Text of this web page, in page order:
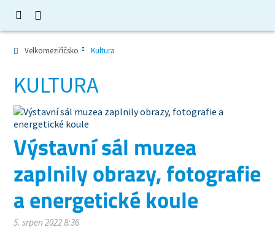
Velkomeziříčsko Kultura
KULTURA
Výstavní sál muzea
zaplnily obrazy, fotografie
a energetické koule
5. srpen 2022 8:36